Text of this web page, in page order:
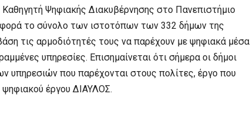
Ψηφιακής Διακυβέρνησης στο Πανεπιστήμιο
το σύνολο των ιστοτόπων των 332 δήμων της
τις αρμοδιότητές τους να παρέχουν με ψηφιακά μέσα
υπηρεσίες. Επισημαίνεται ότι σήμερα οι δήμοι
υπηρεσιών που παρέχονται στους πολίτες, έργο που
έργου ΔΙΑΥΛΟΣ.